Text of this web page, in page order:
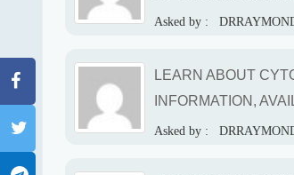
Asked by :
LEARN ABOUT
INFORMATION,
Asked by :